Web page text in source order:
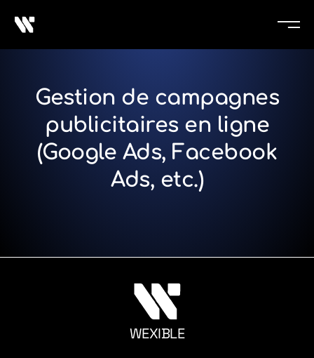
Gestion de campagnes
publicitaires en ligne
(Google Ads, Facebook
Ads, etc.)
WEXIBLE